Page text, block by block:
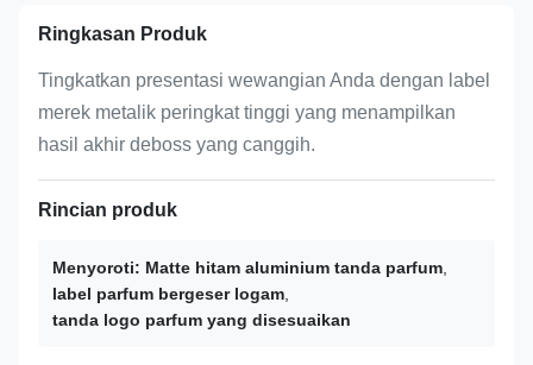
Ringkasan Produk
Tingkatkan presentasi wewangian Anda dengan label
merek metalik peringkat tinggi yang menampilkan
hasil akhir deboss yang canggih.
Rincian produk
Menyoroti: Matte hitam aluminium tanda parfum
label parfum bergeser logam
tanda logo parfum yang disesuaikan